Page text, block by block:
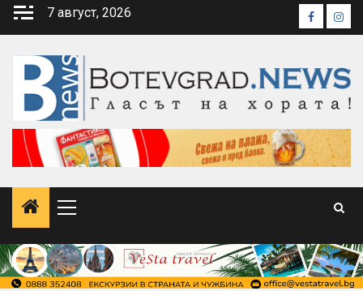
Skip
7 август, 2026 Facebook
Primary